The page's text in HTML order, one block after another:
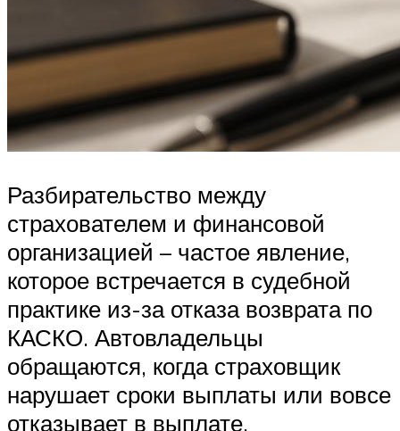
Разбирательство между
страхователем и финансовой
организацией – частое явление,
которое встречается в судебной
практике из-за отказа возврата по
КАСКО. Автовладельцы
обращаются, когда страховщик
нарушает сроки выплаты или вовсе
отказывает в выплате.